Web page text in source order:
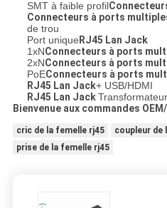
SMT à faible profil
Connecteurs à ports
de trou
Port unique RJ45 Lan Jack
1xNConnecteurs à ports
2xNConnecteurs à ports
PoEConnecteurs à ports
RJ45 Lan Jack+ USB/HDMI
RJ45 Lan Jack
Bienvenue aux commandes
cric de la femelle rj45
coupleur de
prise de la femelle rj45